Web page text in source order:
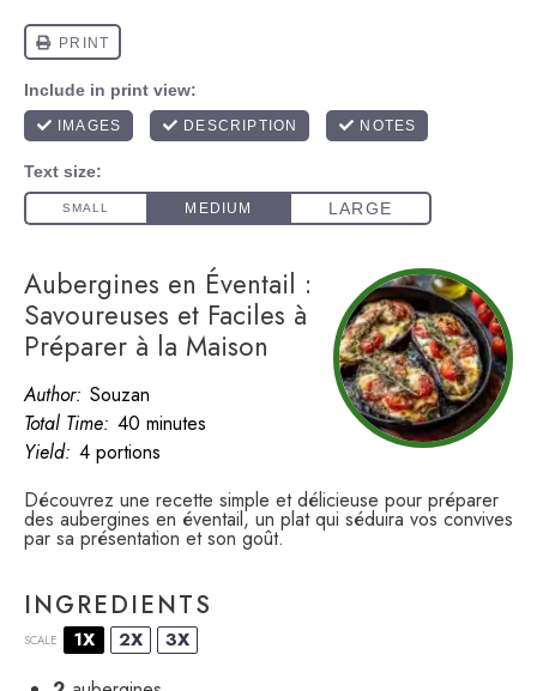
Aubergines en Éventail :
Savoureuses et Faciles à
Préparer à la Maison
Author: Souzan
Total Time: 40 minutes
Yield: 4 portions
Découvrez une recette simple et délicieuse pour préparer
des aubergines en éventail, un plat qui séduira vos convives
par sa présentation et son goût.
INGREDIENTS
SCALE 1X 2X 3X